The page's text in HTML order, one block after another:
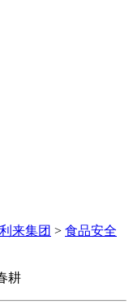
来集团 > 食品安全
耕